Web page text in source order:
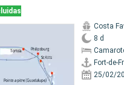
Costa
8 d
Fort-de-
25/02/